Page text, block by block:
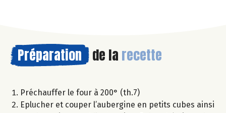
Préparation de la recette
Préchauffer le four à 200° (th.7)
Eplucher et couper l’aubergine en petits cubes ainsi